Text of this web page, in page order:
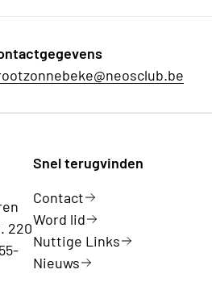
220
Snel terugvinden
Contact
Word lid
Nuttige Links
Nieuws